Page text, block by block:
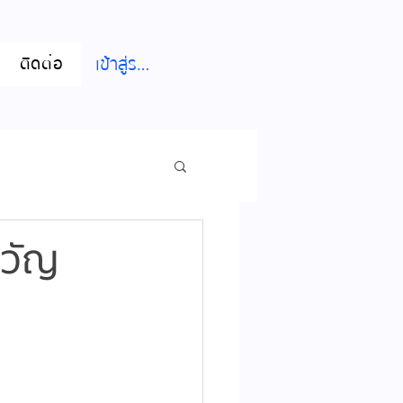
ติดต่อ เข้าสู่ระบบ
วัญ